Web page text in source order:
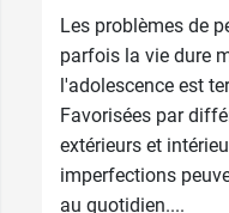
Les problèmes de
parfois la vie dure
l'adolescence est
Favorisées par
extérieurs et
imperfections
au quotidien....